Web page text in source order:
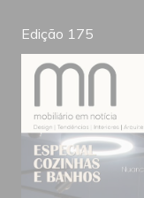
Edição 175